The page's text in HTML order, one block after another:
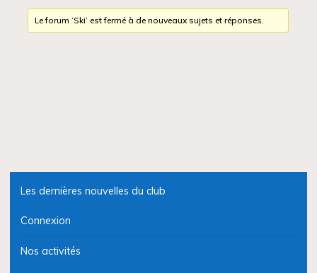
Le forum ‘Ski’ est fermé à de nouveaux sujets et réponses.
Les dernières nouvelles du club
Connexion
Nos activités